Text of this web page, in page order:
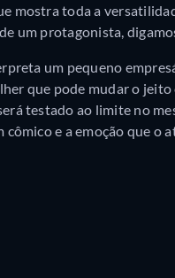
mostra toda a
um protagonista,
um pequeno
que pode mudar o
testado ao limite no
e a emoção que o